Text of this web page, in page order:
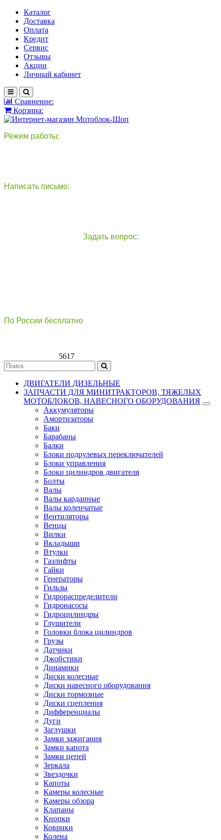
Каталог
Доставка
Оплата
Кредит
Сервис
Отзывы
Акции
Личный кабинет
Сравнение:
Корзина:
Режим работы:
Написать письмо:
Задать вопрос:
По России бесплатно
5617
ДВИГАТЕЛИ ДИЗЕЛЬНЫЕ
ЗАПЧАСТИ ДЛЯ МИНИТРАКТОРОВ, ТЯЖЕЛЫХ
МОТОБЛОКОВ, НАВЕСНОГО ОБОРУДОВАНИЯ
Аккумуляторы
Амортизаторы
Баки
Барабаны
Балки
Блоки подрулевых переключателей
Блоки управления
Блоки цилиндров двигателя
Болты
Валы
Валы карданные
Валы коленчатые
Вентиляторы
Венцы
Вилки
Вкладыши
Втулки
Газлифты
Гайки
Генераторы
Гильзы
Гидрораспределители
Гидронасосы
Гидроцилиндры
Глушители
Головки блока цилиндров
Грузы
Датчики
Джойстики
Динамики
Диски колесные
Диски навесного оборудования
Диски тормозные
Диски сцепления
Дифференциалы
Дуги
Заглушки
Замки зажигания
Замки капота
Замки цепей
Зеркала
Звездочки
Капоты
Камеры колесные
Камеры обзора
Клапаны
Кнопки
Коврики
Колена